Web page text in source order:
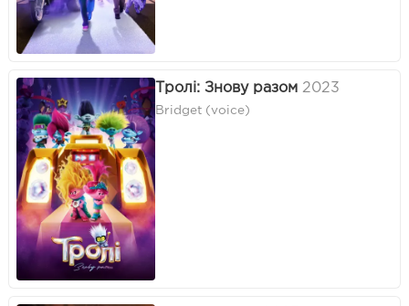
Тролі: Знову разом 2023
Bridget (voice)